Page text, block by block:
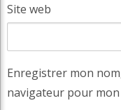
Site web
Enregistrer mon
navigateur pour